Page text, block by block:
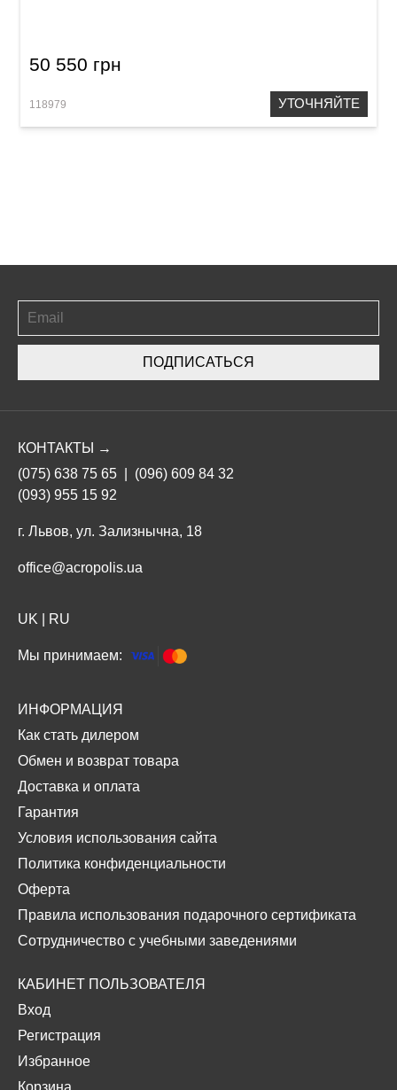
50 550 грн
118979 УТОЧНЯЙТЕ
ПОДПИСАТЬСЯ
КОНТАКТЫ →
(075) 638 75 65
(096) 609 84 32
(093) 955 15 92
г. Львов, ул. Зализнычна, 18
office@acropolis.ua
UK RU
Мы принимаем:
ИНФОРМАЦИЯ
Как стать дилером
Обмен и возврат товара
Доставка и оплата
Гарантия
Условия использования сайта
Политика конфиденциальности
Оферта
Правила использования подарочного сертификата
Сотрудничество с учебными заведениями
КАБИНЕТ ПОЛЬЗОВАТЕЛЯ
Вход
Регистрация
Избранное
Корзина